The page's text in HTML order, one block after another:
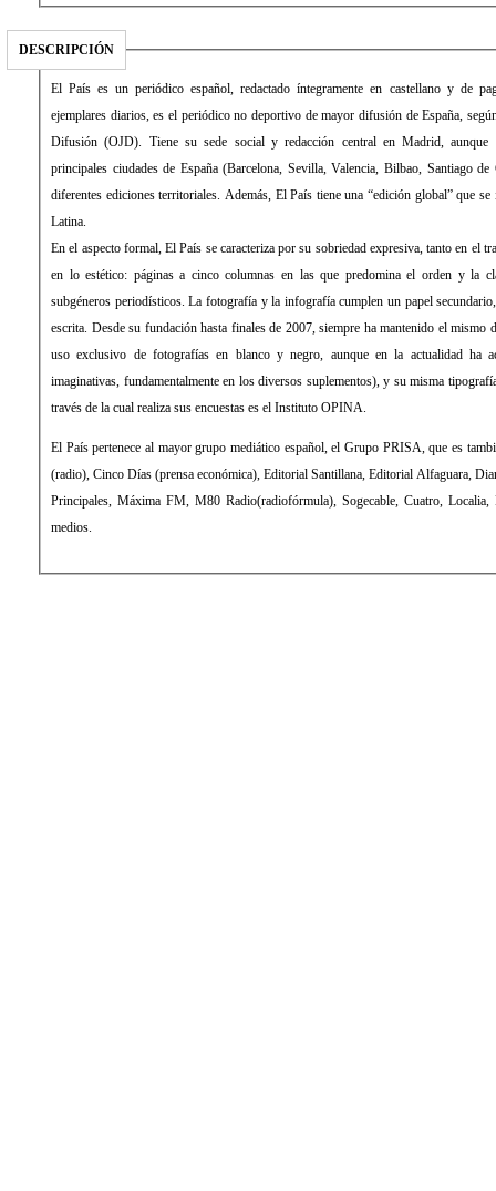
DESCRIPCIÓN
El País es un periódico español, redactado íntegramente en castellano y de
ejemplares diarios, es el periódico no deportivo de mayor difusión de España,
Difusión (OJD). Tiene su sede social y redacción central en Madrid, aunque
principales ciudades de España (Barcelona, Sevilla, Valencia, Bilbao, Santiago de
diferentes ediciones territoriales. Además, El País tiene una “edición global” que
Latina.
En el aspecto formal, El País se caracteriza por su sobriedad expresiva, tanto en el
en lo estético: páginas a cinco columnas en las que predomina el orden y la
subgéneros periodísticos. La fotografía y la infografía cumplen un papel
escrita. Desde su fundación hasta finales de 2007, siempre ha mantenido el mismo
uso exclusivo de fotografías en blanco y negro, aunque en la actualidad ha
imaginativas, fundamentalmente en los diversos suplementos), y su misma
través de la cual realiza sus encuestas es el Instituto OPINA.
El País pertenece al mayor grupo mediático español, el Grupo PRISA, que es
(radio), Cinco Días (prensa económica), Editorial Santillana, Editorial Alfaguara,
Principales, Máxima FM, M80 Radio(radiofórmula), Sogecable, Cuatro,
medios.